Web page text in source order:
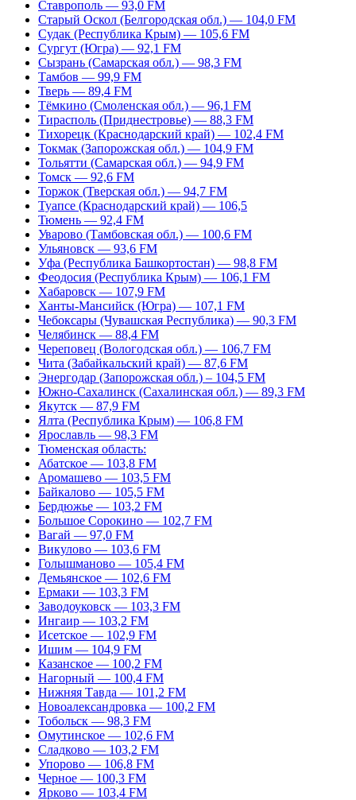
Ставрополь — 93,0 FM
Старый Оскол (Белгородская обл.) — 104,0 FM
Судак (Республика Крым) — 105,6 FM
Сургут (Югра) — 92,1 FM
Сызрань (Самарская обл.) — 98,3 FM
Тамбов — 99,9 FM
Тверь — 89,4 FM
Тёмкино (Смоленская обл.) — 96,1 FM
Тирасполь (Приднестровье) — 88,3 FM
Тихорецк (Краснодарский край) — 102,4 FM
Токмак (Запорожская обл.) — 104,9 FM
Тольятти (Самарская обл.) — 94,9 FM
Томск — 92,6 FM
Торжок (Тверская обл.) — 94,7 FM
Туапсе (Краснодарский край) — 106,5
Тюмень — 92,4 FM
Уварово (Тамбовская обл.) — 100,6 FM
Ульяновск — 93,6 FM
Уфа (Республика Башкортостан) — 98,8 FM
Феодосия (Республика Крым) — 106,1 FM
Хабаровск — 107,9 FM
Ханты-Мансийск (Югра) — 107,1 FM
Чебоксары (Чувашская Республика) — 90,3 FM
Челябинск — 88,4 FM
Череповец (Вологодская обл.) — 106,7 FM
Чита (Забайкальский край) — 87,6 FM
Энергодар (Запорожская обл.) – 104,5 FM
Южно-Сахалинск (Сахалинская обл.) — 89,3 FM
Якутск — 87,9 FM
Ялта (Республика Крым) — 106,8 FM
Ярославль — 98,3 FM
Тюменская область:
Абатское — 103,8 FM
Аромашево — 103,5 FM
Байкалово — 105,5 FM
Бердюжье — 103,2 FM
Большое Сорокино — 102,7 FM
Вагай — 97,0 FM
Викулово — 103,6 FM
Голышманово — 105,4 FM
Демьянское — 102,6 FM
Ермаки — 103,3 FM
Заводоуковск — 103,3 FM
Ингаир — 103,2 FM
Исетское — 102,9 FM
Ишим — 104,9 FM
Казанское — 100,2 FM
Нагорный — 100,4 FM
Нижняя Тавда — 101,2 FM
Новоалександровка — 100,2 FM
Тобольск — 98,3 FM
Омутинское — 102,6 FM
Сладково — 103,2 FM
Упорово — 106,8 FM
Черное — 100,3 FM
Ярково — 103,4 FM